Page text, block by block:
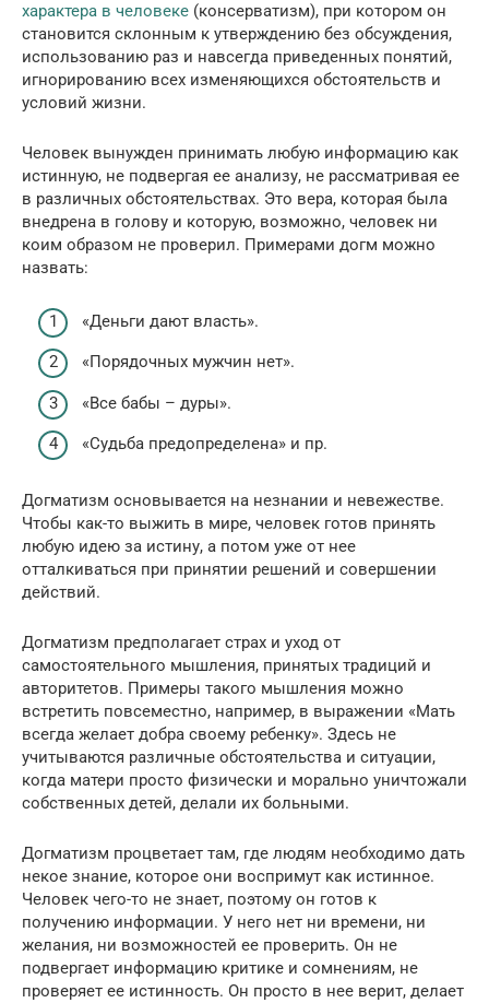
характера в человеке (консерватизм), при котором он
становится склонным к утверждению без обсуждения,
использованию раз и навсегда приведенных понятий,
игнорированию всех изменяющихся обстоятельств и
условий жизни.
Человек вынужден принимать любую информацию как
истинную, не подвергая ее анализу, не рассматривая ее
в различных обстоятельствах. Это вера, которая была
внедрена в голову и которую, возможно, человек ни
коим образом не проверил. Примерами догм можно
назвать:
«Деньги дают власть».
«Порядочных мужчин нет».
«Все бабы – дуры».
«Судьба предопределена» и пр.
Догматизм основывается на незнании и невежестве.
Чтобы как-то выжить в мире, человек готов принять
любую идею за истину, а потом уже от нее
отталкиваться при принятии решений и совершении
действий.
Догматизм предполагает страх и уход от
самостоятельного мышления, принятых традиций и
авторитетов. Примеры такого мышления можно
встретить повсеместно, например, в выражении «Мать
всегда желает добра своему ребенку». Здесь не
учитываются различные обстоятельства и ситуации,
когда матери просто физически и морально уничтожали
собственных детей, делали их больными.
Догматизм процветает там, где людям необходимо дать
некое знание, которое они воспримут как истинное.
Человек чего-то не знает, поэтому он готов к
получению информации. У него нет ни времени, ни
желания, ни возможностей ее проверить. Он не
подвергает информацию критике и сомнениям, не
проверяет ее истинность. Он просто в нее верит, делает